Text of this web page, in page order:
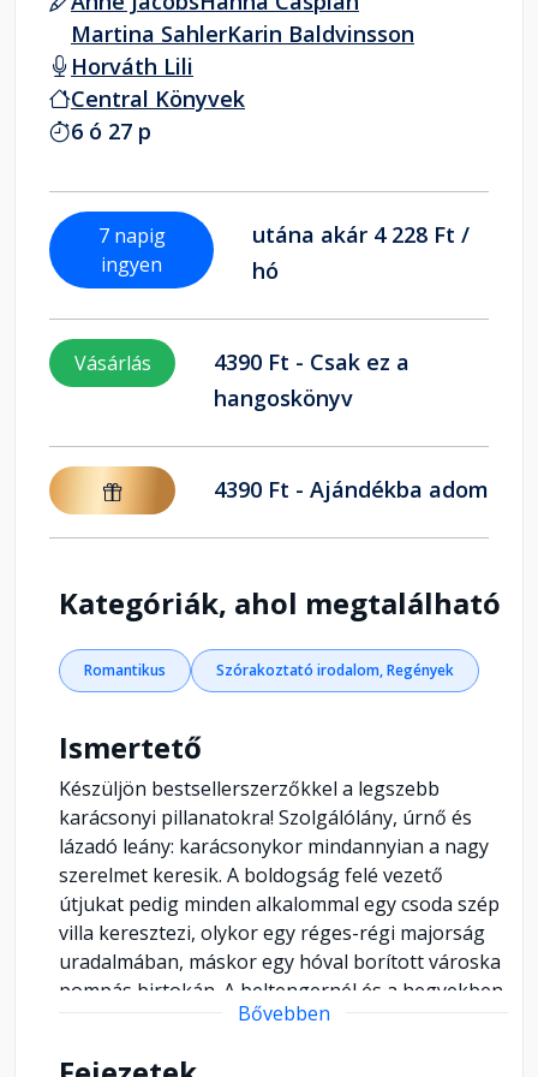
Martina SahlerKarin Baldvinsson
Horváth Lili
Central Könyvek
6 ó 27 p
7 napig
ingyen
utána akár 4 228 Ft /
hó
Vásárlás
4390 Ft - Csak ez a
hangoskönyv
4390 Ft - Ajándékba adom
Kategóriák, ahol megtalálható
Romantikus Szórakoztató irodalom, Regények
Ismertető
Készüljön bestsellerszerzőkkel a legszebb
karácsonyi pillanatokra! Szolgálólány, úrnő és
lázadó leány: karácsonykor mindannyian a nagy
szerelmet keresik. A boldogság felé vezető
útjukat pedig minden alkalommal egy csoda szép
villa keresztezi, olykor egy réges-régi majorság
uradalmában, máskor egy hóval borított városka
pompás birtokán. A beltengernél és a hegyekben,
Angliában és Izlandon. A női szórakoztató
Bővebben